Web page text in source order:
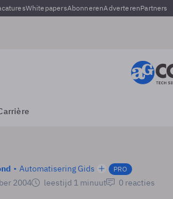
WhitepapersAbonnerenAdverterenPartners
Automatisering Gids PRO
2004 leestijd 1 minuut 0 reacties